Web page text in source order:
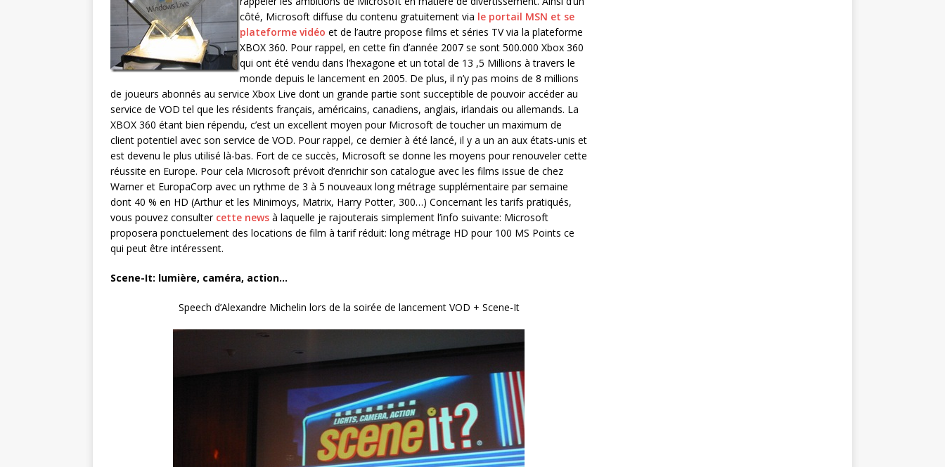
côté, Microsoft diffuse du contenu gratuitement via le portail MSN et se
plateforme vidéo et de l’autre propose films et séries TV via la plateforme
XBOX 360. Pour rappel, en cette fin d’année 2007 se sont 500.000 Xbox 360
qui ont été vendu dans l’hexagone et un total de 13 ,5 Millions à travers le
monde depuis le lancement en 2005. De plus, il n’y pas moins de 8 millions
de joueurs abonnés au service Xbox Live dont un grande partie sont succeptible de pouvoir accéder au
service de VOD tel que les résidents français, américains, canadiens, anglais, irlandais ou allemands. La
XBOX 360 étant bien répendu, c’est un excellent moyen pour Microsoft de toucher un maximum de
client potentiel avec son service de VOD. Pour rappel, ce dernier à été lancé, il y a un an aux états-unis et
est devenu le plus utilisé là-bas. Fort de ce succès, Microsoft se donne les moyens pour renouveler cette
réussite en Europe. Pour cela Microsoft prévoit d’enrichir son catalogue avec les films issue de chez
Warner et EuropaCorp avec un rythme de 3 à 5 nouveaux long métrage supplémentaire par semaine
dont 40 % en HD (Arthur et les Minimoys, Matrix, Harry Potter, 300…) Concernant les tarifs pratiqués,
vous pouvez consulter cette news à laquelle je rajouterais simplement l’info suivante: Microsoft
proposera ponctuelement des locations de film à tarif réduit: long métrage HD pour 100 MS Points ce
qui peut être intéressent.
Scene-It: lumière, caméra, action…
Speech d’Alexandre Michelin lors de la soirée de lancement VOD + Scene-It